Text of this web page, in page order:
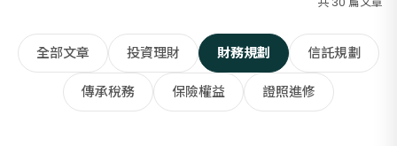
全部文章 投資理財 財務規劃 信託規劃
傳承稅務 保險權益 證照進修